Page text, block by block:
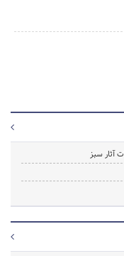
آثار سبز